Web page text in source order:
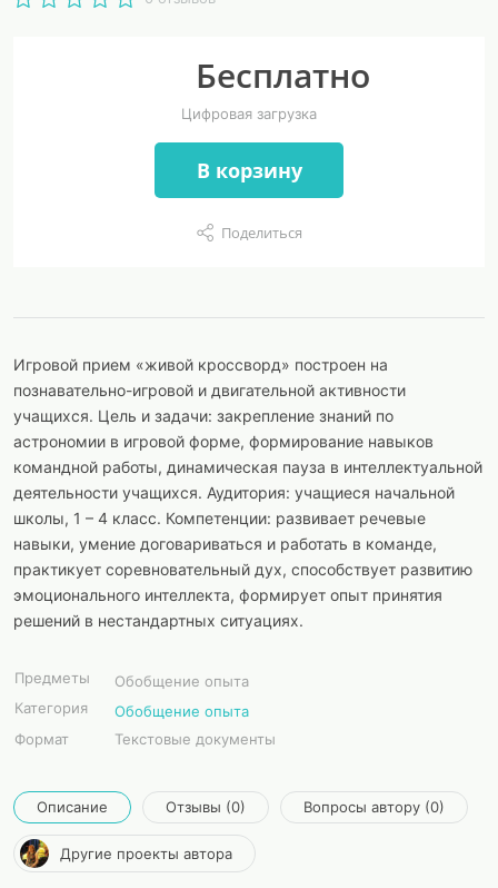
Бесплатно
Цифровая загрузка
В корзину
Поделиться
Игровой прием «живой кроссворд» построен на
познавательно-игровой и двигательной активности
учащихся. Цель и задачи: закрепление знаний по
астрономии в игровой форме, формирование навыков
командной работы, динамическая пауза в интеллектуальной
деятельности учащихся. Аудитория: учащиеся начальной
школы, 1 – 4 класс. Компетенции: развивает речевые
навыки, умение договариваться и работать в команде,
практикует соревновательный дух, способствует развитию
эмоционального интеллекта, формирует опыт принятия
решений в нестандартных ситуациях.
Предметы
Обобщение опыта
Категория
Обобщение опыта
Формат
Текстовые документы
Описание Отзывы (0) Вопросы автору (0)
Другие проекты автора